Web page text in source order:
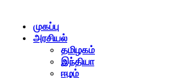
முகப்பு
அரசியல்
தமிழகம்
இந்தியா
ஈழம்